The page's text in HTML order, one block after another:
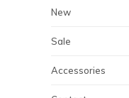
New
Sale
Accessories